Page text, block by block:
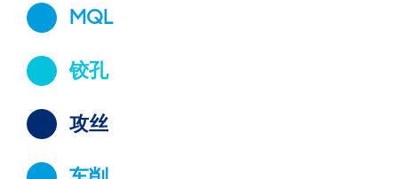
MQL
铰孔
攻丝